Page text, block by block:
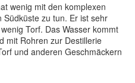
wenig mit den komplexen
zu tun. Er ist sehr
Torf. Das Wasser kommt
mit Rohren zur Destillerie
und anderen Geschmäckern